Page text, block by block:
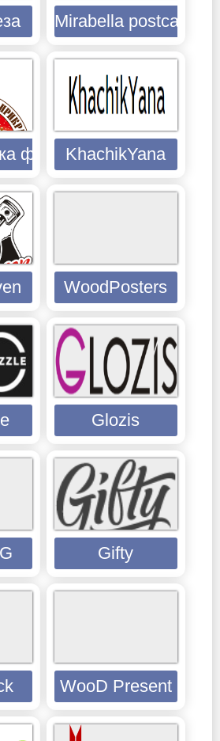
Mirabella postcards
фабрика ялинкових
KhachikYana
WoodPosters
Glozis
Gifty
WooD Present